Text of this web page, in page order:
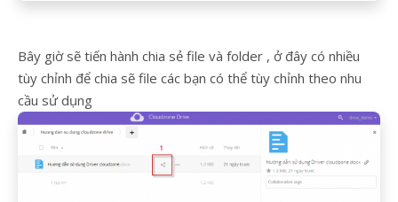
Bây giờ sẽ tiến hành chia sẻ file và folder , ở đây có nhiều
tùy chỉnh để chia sẽ file các bạn có thể tùy chỉnh theo nhu
cầu sử dụng